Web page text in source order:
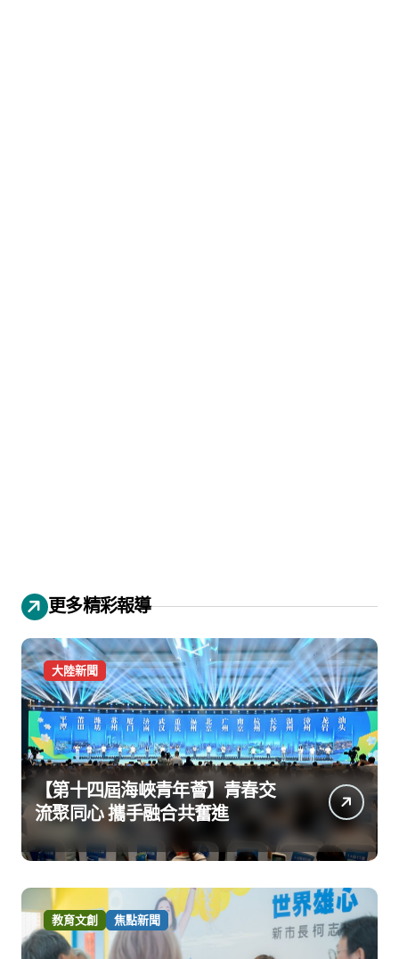
更多精彩報導
大陸新聞
【第十四屆海峽青年薈】青春交
流聚同心 攜手融合共奮進
教育文創 焦點新聞